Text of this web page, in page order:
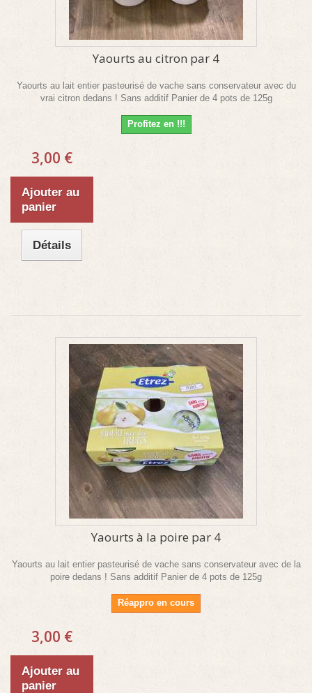
Yaourts au citron par 4
Yaourts au lait entier pasteurisé de vache sans conservateur avec du
vrai citron dedans ! Sans additif Panier de 4 pots de 125g
Profitez en !!!
3,00 €
Ajouter au
panier
Détails
Yaourts à la poire par 4
Yaourts au lait entier pasteurisé de vache sans conservateur avec de la
poire dedans ! Sans additif Panier de 4 pots de 125g
Réappro en cours
3,00 €
Ajouter au
panier